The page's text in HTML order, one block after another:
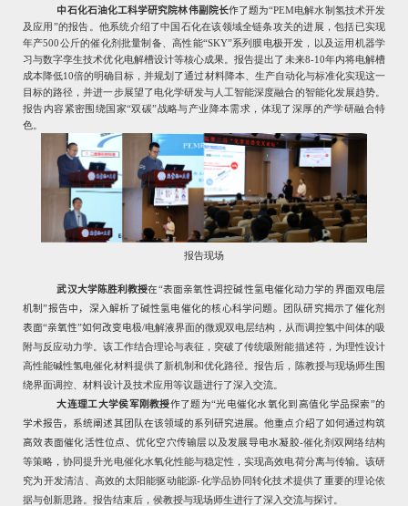
中石化石油化工科学研究院林伟副院长作了题为“PEM电解水制氢技术开发
及应用”的报告。他系统介绍了中国石化在该领域全链条攻关的进展，包括已实现
年产500公斤的催化剂批量制备、高性能“SKY”系列膜电极开发，以及运用机器学
习与数字孪生技术优化电解槽设计等核心成果。报告提出了未来8-10年内将电解槽
成本降低10倍的明确目标，并规划了通过材料降本、生产自动化与标准化实现这一
目标的路径，并进一步展望了电化学研发与人工智能深度融合的智能化发展趋势。
报告内容紧密围绕国家“双碳”战略与产业降本需求，体现了深厚的产学研融合特
色。
报告现场
武汉大学陈胜利教授在“表面亲氧性调控碱性氢电催化动力学的界面双电层
机制”报告中，深入解析了碱性氢电催化的核心科学问题。团队研究揭示了催化剂
表面“亲氧性”如何改变电极/电解液界面的微观双电层结构，从而调控氢中间体的吸
附与反应动力学。该工作结合理论与表征，突破了传统吸附能描述符，为理性设计
高性能碱性氢电催化材料提供了新机制和优化路径。报告后，陈教授与现场师生围
绕界面调控、材料设计及技术应用等议题进行了深入交流。
大连理工大学侯军刚教授作了题为“光电催化水氧化到高值化学品探索”的
学术报告，系统阐述其团队在该领域的系列研究进展。他重点介绍了如何通过构筑
高效表面催化活性位点、优化空穴传输层以及发展导电水凝胶-催化剂双网络结构
等策略，协同提升光电催化水氧化性能与稳定性，实现高效电荷分离与传输。该研
究为开发清洁、高效的太阳能驱动能源-化学品协同转化技术提供了重要的理论依
据与创新思路。报告结束后，侯教授与现场师生进行了深入交流与探讨。